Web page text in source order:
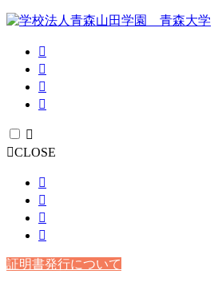
CLOSE
証明書発行について